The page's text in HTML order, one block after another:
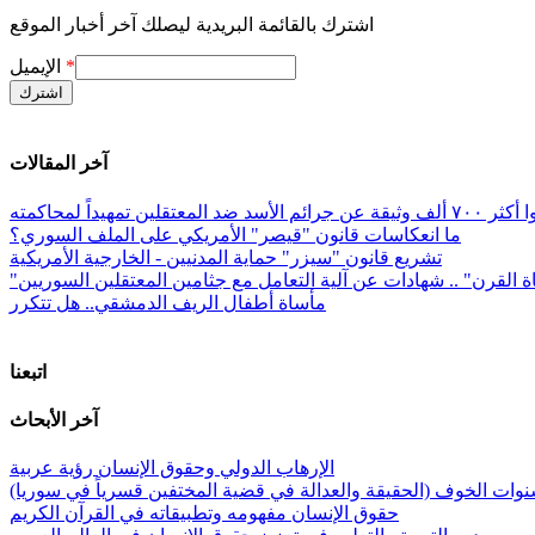
اشترك بالقائمة البريدية ليصلك آخر أخبار الموقع
*
آخر المقالات
تمهيداً لمحاكمته
ما انعكاسات قانون "قيصر" الأمريكي على الملف السوري؟
تشريع قانون "سيزر" حماية المدنيين - الخارجية الأمريكية
القرن" .. شهادات عن آلية التعامل مع جثامين المعتقلين السوريين
مأساة أطفال الريف الدمشقي.. هل تتكرر
اتبعنا
آخر الأبحاث
الإرهاب الدولي وحقوق الإنسان رؤية عربية
الخوف (الحقيقة والعدالة في قضية المختفين قسرياً في سوريا)
حقوق الإنسان مفهومه وتطبيقاته في القرآن الكريم